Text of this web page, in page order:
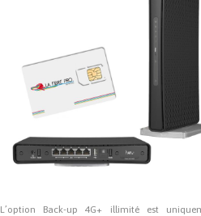
L’option Back-up 4G+ illimité est